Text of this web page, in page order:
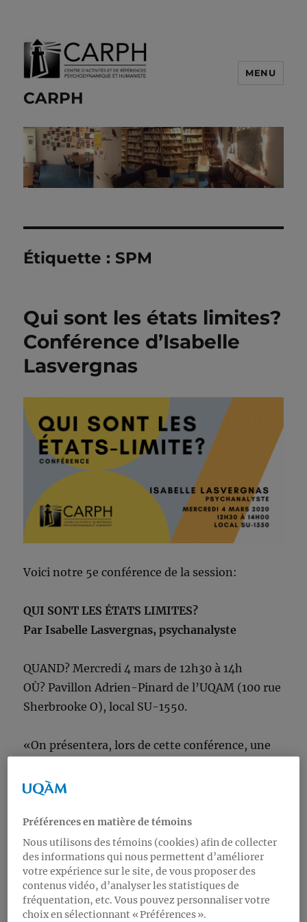
CARPH
MENU
Étiquette : SPM
Qui sont les états limites?
Conférence d’Isabelle
Lasvergnas
Voici notre 5e conférence de la session:
QUI SONT LES ÉTATS LIMITES?
Par Isabelle Lasvergnas, psychanalyste
QUAND? Mercredi 4 mars de 12h30 à 14h
OÙ? Pavillon Adrien-Pinard de l’UQAM (100 rue
Sherbrooke O), local SU-1550.
«On présentera, lors de cette conférence, une
psychique des patients classifiés « cas limites
symptomatologie : troubles graves de l’affect
et de la personnalité, instabilité émotionnelle,
pathologies narcissiques, etc. On illustrera
ensuite, à partir de quelques vignettes
cliniques, les principaux enjeux et difficultés
psychothérapiques que posent ces patients aux
Préférences en matière de témoins
Nous utilisons des témoins (cookies) afin de collecter
des informations qui nous permettent d’améliorer
votre expérience sur le site, de vous proposer des
contenus vidéo, d’analyser les statistiques de
fréquentation, etc. Vous pouvez personnaliser votre
choix en sélectionnant « Préférences ».